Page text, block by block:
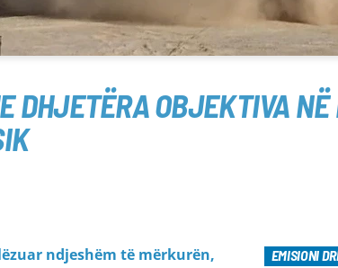
DHJETËRA OBJEKTIVA
ndjeshëm të mërkurën,
EMISIONI